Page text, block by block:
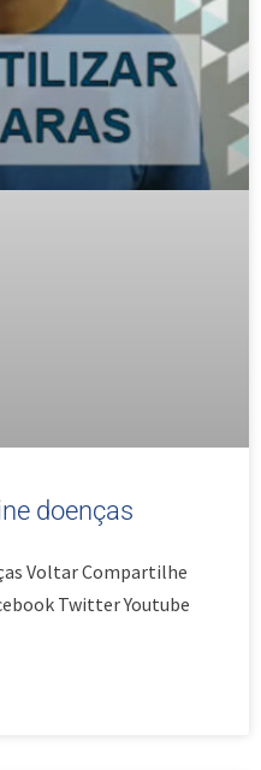
doenças
Voltar Compartilhe
Twitter Youtube